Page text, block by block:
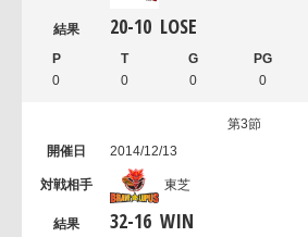
20-10 LOSE
0 0 0 0
第3節
2014/12/13
東芝
32-16 WIN